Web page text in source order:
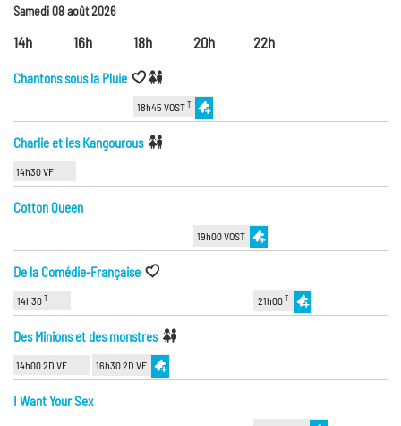
Samedi 08 août 2026
14h 16h 18h 20h 22h
Chantons sous la Pluie
18h45 VOSTT
Charlie et les Kangourous
14h30 VF
Cotton Queen
19h00 VOST
De la Comédie-Française
14h30T 21h00T
Des Minions et des monstres
14h00 2D VF 16h30 2D VF
I Want Your Sex